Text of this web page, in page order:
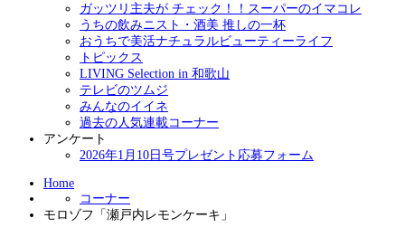
ガッツリ主夫が チェック！！スーパーのイマコレ
うちの飲みニスト・酒美 推しの一杯
おうちで美活ナチュラルビューティーライフ
トピックス
LIVING Selection in 和歌山
テレビのツムジ
みんなのイイネ
過去の人気連載コーナー
アンケート
2026年1月10日号プレゼント応募フォーム
Home
コーナー
モロゾフ「瀬戸内レモンケーキ」